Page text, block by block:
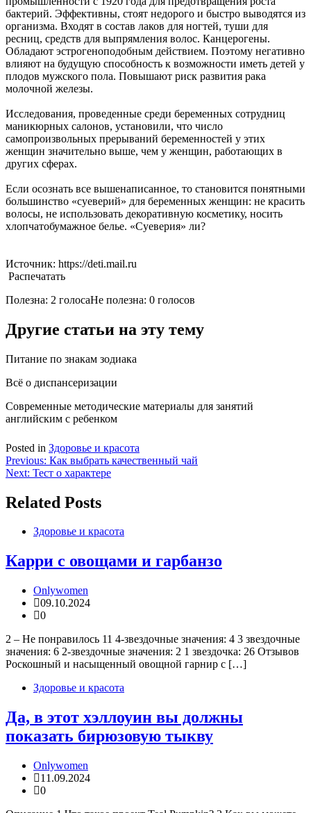
бактерий. Эффективны, стоят недорого и быстро выводятся из
организма. Входят в состав лаков для ногтей, туши для
ресниц, средств для выпрямления волос. Канцерогены.
Обладают эстрогеноподобным действием. Поэтому негативно
влияют на будущую способность к возможности иметь детей у
плодов мужского пола. Повышают риск развития рака
молочной железы.
Исследования, проведенные среди беременных сотрудниц
маникюрных салонов, установили, что число
самопроизвольных прерываний беременностей у этих
женщин значительно выше, чем у женщин, работающих в
других сферах.
Если осознать все вышенаписанное, то становится понятными
большинство «суеверий» для беременных женщин: не красить
волосы, не использовать декоративную косметику, носить
хлопчатобумажное белье. «Суеверия» ли?
Источник: https://deti.mail.ru
Распечатать
Полезна: 2 голосаНе полезна: 0 голосов
Другие статьи на эту тему
Питание по знакам зодиака
Всё о диспансеризации
Современные методические материалы для занятий
английским с ребенком
Posted in Здоровье и красота
Навигация
по
записям
Previous: Как выбрать качественный чай
Next: Тест о характере
Related Posts
Здоровье и красота
Карри с овощами и гарбанзо
Onlywomen
09.10.2024
0
2 – Не понравилось 11 4-звездочные значения: 4 3 звездочные
значения: 6 2-звездочные значения: 2 1 звездочка: 26 Отзывов
Роскошный и насыщенный овощной гарнир с […]
Здоровье и красота
Да, в этот хэллоуин вы должны
показать бирюзовую тыкву
Onlywomen
11.09.2024
0